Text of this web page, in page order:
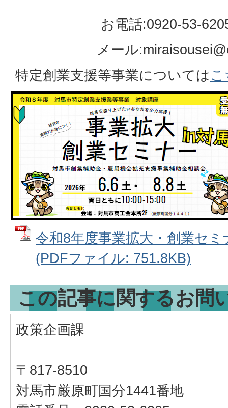
お電話:0920-53-
メール
特定創業支援等事業については
令和8年度事業拡大・創業セ
(PDFファイル: 751.8KB)
この記事に関するお問
政策企画課
〒817-8510
対馬市厳原町国分1441番地